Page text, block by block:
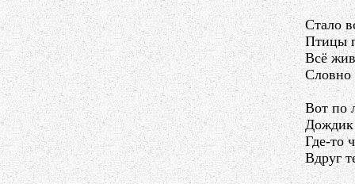
Стало
Птицы
Всё
Словно
Вот по
Дождик
Где-то
Вдруг